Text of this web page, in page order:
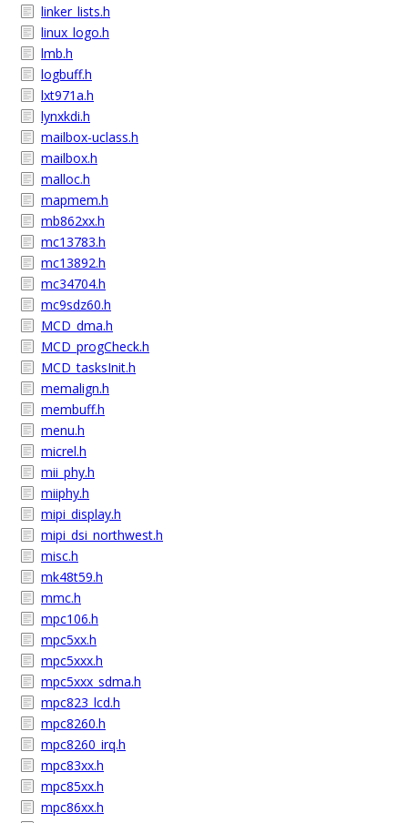
linker_lists.h
linux_logo.h
lmb.h
logbuff.h
lxt971a.h
lynxkdi.h
mailbox-uclass.h
mailbox.h
malloc.h
mapmem.h
mb862xx.h
mc13783.h
mc13892.h
mc34704.h
mc9sdz60.h
MCD_dma.h
MCD_progCheck.h
MCD_tasksInit.h
memalign.h
membuff.h
menu.h
micrel.h
mii_phy.h
miiphy.h
mipi_display.h
mipi_dsi_northwest.h
misc.h
mk48t59.h
mmc.h
mpc106.h
mpc5xx.h
mpc5xxx.h
mpc5xxx_sdma.h
mpc823_lcd.h
mpc8260.h
mpc8260_irq.h
mpc83xx.h
mpc85xx.h
mpc86xx.h